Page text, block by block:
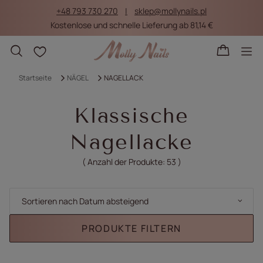
+48 793 730 270
sklep@mollynails.pl
Kostenlose und schnelle Lieferung ab 81,14 €
Einkaufslisten
Startseite NÄGEL NAGELLACK
Klassische
Nagellacke
( Anzahl der Produkte: 53 )
Sortierung ändern
Sortieren nach Datum absteigend
PRODUKTE FILTERN